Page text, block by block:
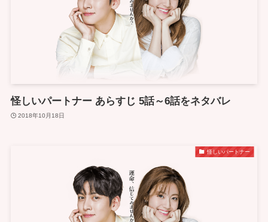
怪しいパートナー あらすじ 5話～6話をネタバレ
2018年10月18日
怪しいパートナー